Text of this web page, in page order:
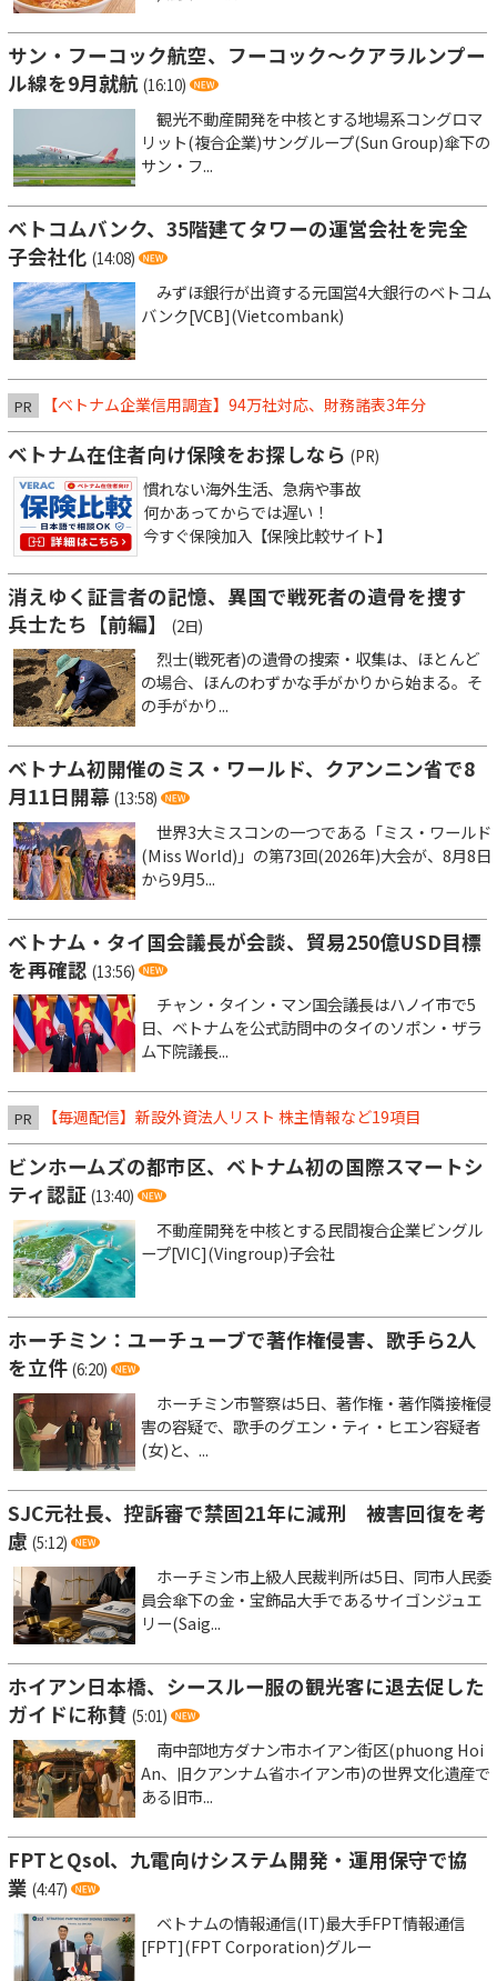
サン・フーコック航空、フーコック～クアラルンプー
ル線を9月就航 (16:10)
観光不動産開発を中核とする地場系コングロマ
リット(複合企業)サングループ(Sun Group)傘下の
サン・フ...
ベトコムバンク、35階建てタワーの運営会社を完全
子会社化 (14:08)
みずほ銀行が出資する元国営4大銀行のベトコム
バンク[VCB](Vietcombank)
PR 【ベトナム企業信用調査】94万社対応、財務諸表3年分
ベトナム在住者向け保険をお探しなら (PR)
慣れない海外生活、急病や事故
何かあってからでは遅い！
今すぐ保険加入【保険比較サイト】
消えゆく証言者の記憶、異国で戦死者の遺骨を捜す
兵士たち【前編】
(2日)
烈士(戦死者)の遺骨の捜索・収集は、ほとんど
の場合、ほんのわずかな手がかりから始まる。そ
の手がかり...
ベトナム初開催のミス・ワールド、クアンニン省で8
月11日開幕 (13:58)
世界3大ミスコンの一つである「ミス・ワールド
(Miss World)」の第73回(2026年)大会が、8月8日
から9月5...
ベトナム・タイ国会議長が会談、貿易250億USD目標
を再確認 (13:56)
チャン・タイン・マン国会議長はハノイ市で5
日、ベトナムを公式訪問中のタイのソポン・ザラ
ム下院議長...
PR 【毎週配信】新設外資法人リスト 株主情報など19項目
ビンホームズの都市区、ベトナム初の国際スマートシ
ティ認証 (13:40)
不動産開発を中核とする民間複合企業ビングル
ープ[VIC](Vingroup)子会社
ホーチミン：ユーチューブで著作権侵害、歌手ら2人
を立件 (6:20)
ホーチミン市警察は5日、著作権・著作隣接権侵
害の容疑で、歌手のグエン・ティ・ヒエン容疑者
(女)と、...
SJC元社長、控訴審で禁固21年に減刑 被害回復を考
慮 (5:12)
ホーチミン市上級人民裁判所は5日、同市人民委
員会傘下の金・宝飾品大手であるサイゴンジュエ
リー(Saig...
ホイアン日本橋、シースルー服の観光客に退去促した
ガイドに称賛 (5:01)
南中部地方ダナン市ホイアン街区(phuong Hoi
An、旧クアンナム省ホイアン市)の世界文化遺産で
ある旧市...
FPTとQsol、九電向けシステム開発・運用保守で協
業 (4:47)
ベトナムの情報通信(IT)最大手FPT情報通信
[FPT](FPT Corporation)グルー